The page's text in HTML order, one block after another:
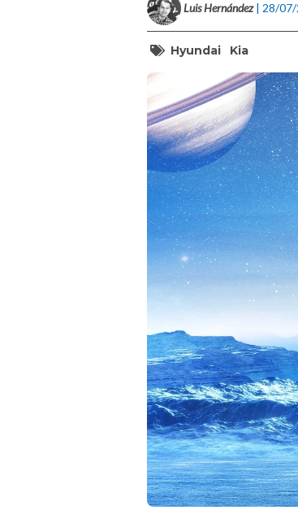
Luis Hernández | 28/
Hyundai Kia